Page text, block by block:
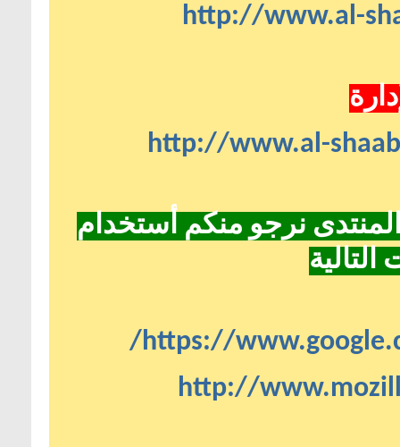
http://www.al-
http://www.al-
نرجو منكم أستخدام
https://
http://